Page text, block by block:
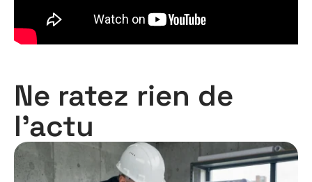
Ne ratez rien de
l'actu